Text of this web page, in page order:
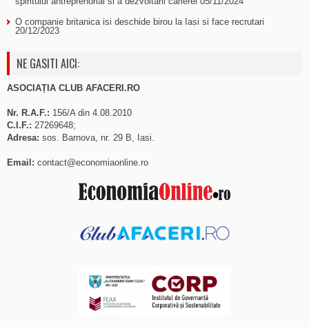
O companie britanica isi deschide birou la Iasi si face recrutari
20/12/2023
NE GASITI AICI:
ASOCIAȚIA CLUB AFACERI.RO
Nr. R.A.F.: 156/A din 4.08.2010
C.I.F.: 27269648;
Adresa: sos. Barnova, nr. 29 B, Iasi.
Email: contact@economiaonline.ro